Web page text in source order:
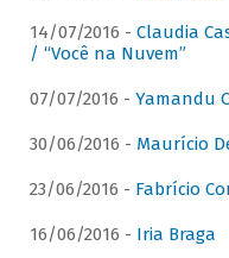
14/07/2016 - Claudia
/ “Você na Nuvem”
07/07/2016 - Yamandu
30/06/2016 - Maurício
23/06/2016 - Fabrício
16/06/2016 - Iria Braga